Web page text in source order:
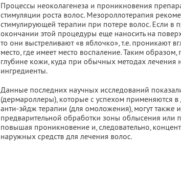
Процессы неоколагенеза и проникновения
стимуляции роста волос. Мезороллотерапия
стимулирующей терапии при потере волос. Если в
окончании этой процедуры еще наносить на
то они выстреливают «в яблочко», т.е. проникают
место, где имеет место воспаление. Таким
глубине кожи, куда при обычных методах лечения
ингредиенты.
Данные последних научных исследований
(дермароллеры), которые с успехом применяются
анти-эйдж терапии (для омоложения), могут также
предварительной обработки зоны облысения или
повышая проникновение и, следовательно,
наружных средств для лечения волос.